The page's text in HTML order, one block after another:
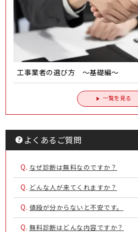
工事業者の選び方 ～基礎編～
一覧を見る
よくあるご質問
Q. なぜ診断は無料なのですか？
Q. どんな人が来てくれますか？
Q. 値段が分からないと不安です。
Q. 無料診断はどんな内容ですか？